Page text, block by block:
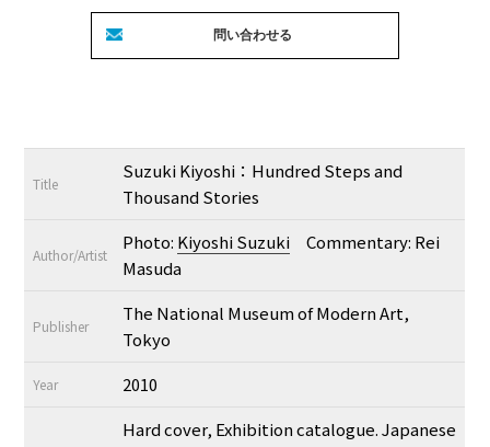
Title
Suzuki Kiyoshi：Hundred Steps and
Thousand Stories
Author/Artist
Photo: Kiyoshi Suzuki Commentary: Rei
Masuda
Publisher
The National Museum of Modern Art,
Tokyo
Year 2010
Hard cover, Exhibition catalogue. Japanese